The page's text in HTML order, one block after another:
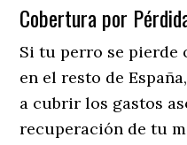
Cobertura por
Si tu perro se pierde
en el resto de
a cubrir los gastos
recuperación de tu